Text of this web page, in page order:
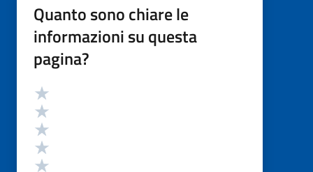
Quanto sono chiare le
informazioni su questa
pagina?
Valutazione